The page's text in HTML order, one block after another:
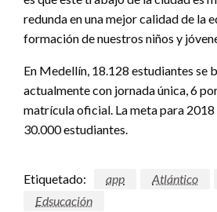
redunda en una mejor calidad de la
formación de nuestros niños y
En Medellín, 18.128 estudiantes se
actualmente con jornada única, 6
matrícula oficial. La meta para 2018
30.000 estudiantes.
Etiquetado: app Atlántico
Edsucación